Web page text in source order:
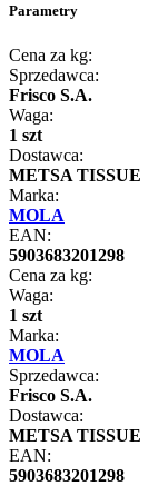
Parametry
Cena za kg:
Sprzedawca:
Frisco S.A.
Waga:
1 szt
Dostawca:
METSA TISSUE
Marka:
MOLA
EAN:
5903683201298
Cena za kg:
Waga:
1 szt
Marka:
MOLA
Sprzedawca:
Frisco S.A.
Dostawca:
METSA TISSUE
EAN:
5903683201298